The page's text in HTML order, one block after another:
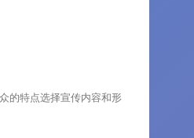
的特点选择宣传内容和形